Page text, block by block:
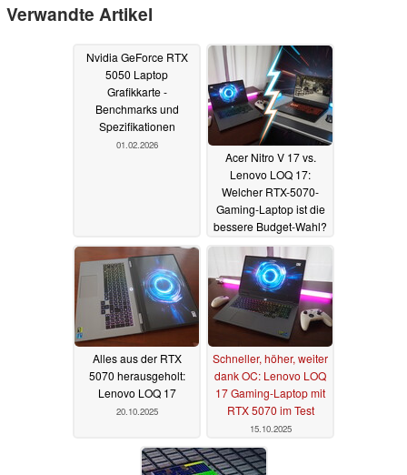
Verwandte Artikel
Nvidia GeForce RTX
5050 Laptop
Grafikkarte -
Benchmarks und
Spezifikationen
01.02.2026
Acer Nitro V 17 vs.
Lenovo LOQ 17:
Welcher RTX-5070-
Gaming-Laptop ist die
bessere Budget-Wahl?
24.01.2026
Alles aus der RTX
5070 herausgeholt:
Lenovo LOQ 17
20.10.2025
Schneller, höher, weiter
dank OC: Lenovo LOQ
17 Gaming-Laptop mit
RTX 5070 im Test
15.10.2025